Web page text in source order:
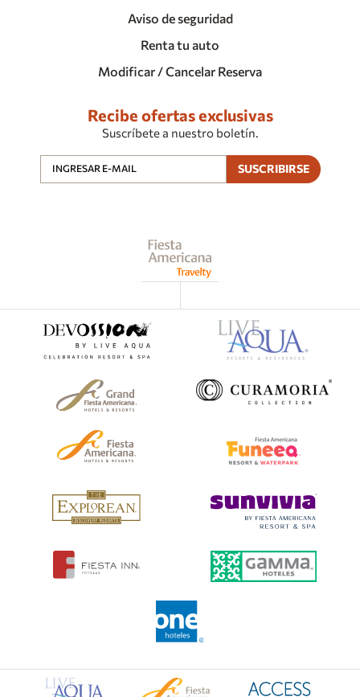
Aviso de seguridad
Renta tu auto
Modificar / Cancelar Reserva
Recibe ofertas exclusivas
Suscríbete a nuestro boletín.
SUSCRIBIRSE